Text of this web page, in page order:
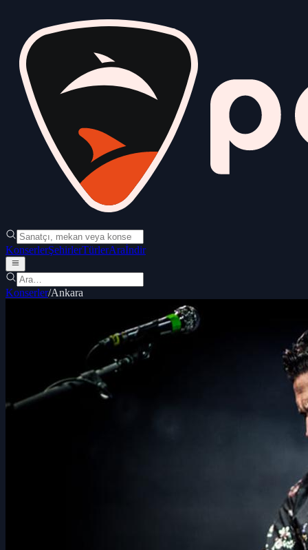
KonserlerŞehirlerTürlerAraİndir
Konserler/Ankara